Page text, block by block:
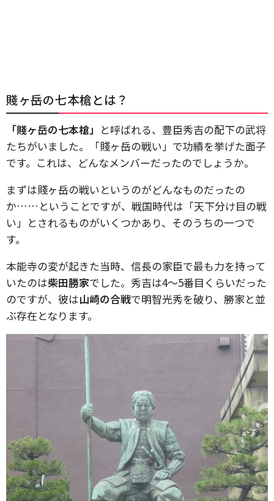
賤ヶ岳の七本槍とは？
「賤ヶ岳の七本槍」 と呼ばれる、豊臣秀吉の配下の武将
たちがいました。「賤ヶ岳の戦い」で功績を挙げた面子
です。これは、どんなメンバーだったのでしょうか。
まずは賤ヶ岳の戦いというのがどんなものだったの
か……ということですが、戦国時代は「天下分け目の戦
い」とされるものがいくつかあり、そのうちの一つで
す。
本能寺の変が起きた当時、信長の家臣で最も力を持って
いたのは柴田勝家でした。秀吉は4～5番目くらいだった
のですが、彼は山崎の合戦で明智光秀を破り、勝家と並
ぶ存在となります。